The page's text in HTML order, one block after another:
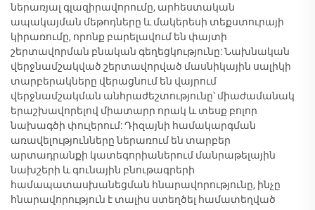
ներառյալ գլազիրավորումը, արհեստական
ապակայման մեթոդները և մակերեսի տեքստուրայի
կիրառումը, որոնք բարելավում են փայտի
շերտավորման բնական գեղեցկությունը: Նախնական
վերջնամշակված շերտավորված մասնիկային սալիկի
տարբերակները վերացնում են վայրում
վերջնամշակման անհրաժեշտությունը՝ միաժամանակ
երաշխավորելով միատարր որակ և տեսք բոլոր
նախագծի փուլերում: Դիզայնի համակարգման
առավելությունները ներառում են տարբեր
արտադրանքի կատեգորիաներում մանրաթելային
նախշերի և գունային բնութագրերի
համապատասխանեցման հնարավորությունը, ինչը
հնարավորություն է տալիս ստեղծել համատեղված